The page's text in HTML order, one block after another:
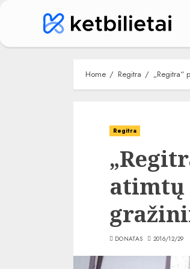
Home Regitra „Regitra“
Regitra
atimtų
DONATAS 2016/12/29